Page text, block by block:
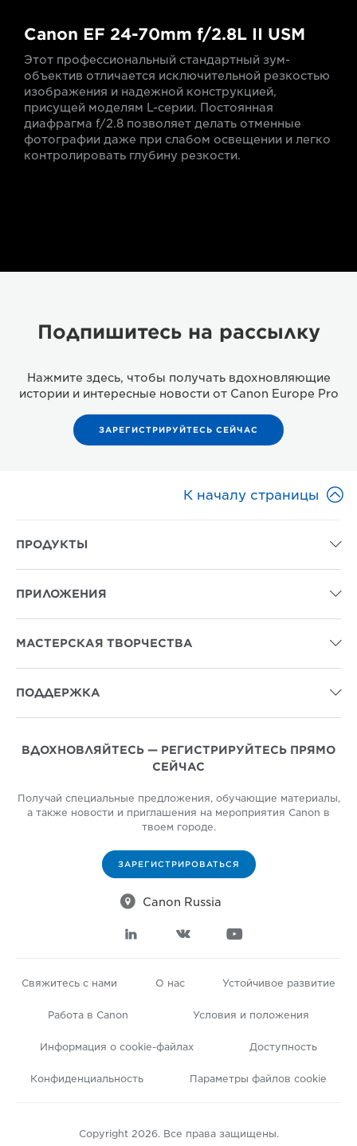
Canon EF 24-70mm f/2.8L II USM
Этот профессиональный стандартный зум-
объектив отличается исключительной резкостью
изображения и надежной конструкцией,
присущей моделям L-серии. Постоянная
диафрагма f/2.8 позволяет делать отменные
фотографии даже при слабом освещении и легко
контролировать глубину резкости.
Подпишитесь на рассылку
Нажмите здесь, чтобы получать вдохновляющие
истории и интересные новости от Canon Europe Pro
ЗАРЕГИСТРИРУЙТЕСЬ СЕЙЧАС
К началу страницы 
ПРОДУКТЫ 
ПРИЛОЖЕНИЯ 
МАСТЕРСКАЯ ТВОРЧЕСТВА 
ПОДДЕРЖКА 
ВДОХНОВЛЯЙТЕСЬ — РЕГИСТРИРУЙТЕСЬ ПРЯМО
СЕЙЧАС
Получай специальные предложения, обучающие материалы,
а также новости и приглашения на мероприятия Canon в
твоем городе.
ЗАРЕГИСТРИРОВАТЬСЯ
 Canon Russia
  
Свяжитесь с нами О нас Устойчивое развитие
Работа в Canon Условия и положения
Информация о cookie-файлах Доступность
Конфиденциальность Параметры файлов cookie
Copyright 2026. Все права защищены.